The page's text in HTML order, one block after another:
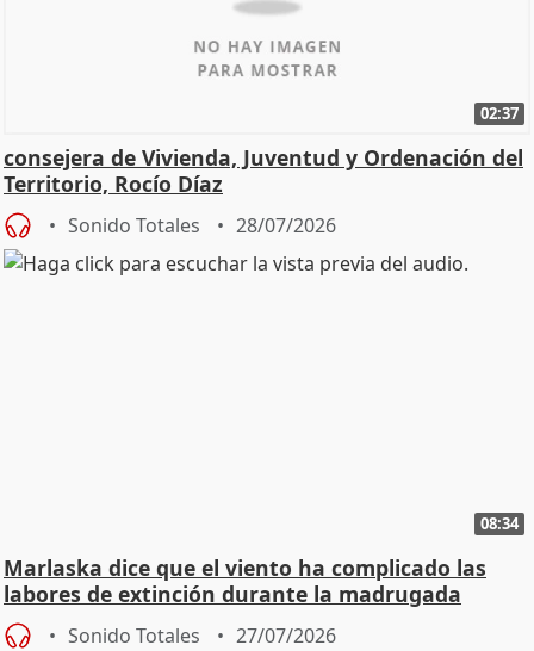
02:37
consejera de Vivienda, Juventud y Ordenación del
Territorio, Rocío Díaz
Sonido Totales 28/07/2026
08:34
Marlaska dice que el viento ha complicado las
labores de extinción durante la madrugada
Sonido Totales 27/07/2026